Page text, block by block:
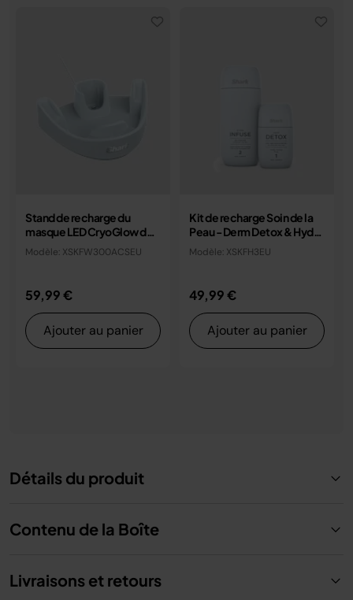
Stand de recharge du
masque LED CryoGlow de
Shark - Bleu Givré
Modèle: XSKFW300ACSEU
59,99 €
Ajouter au panier
Kit de recharge Soin de la
Peau - Derm Detox & Hydro
Infuse pour FacialPro Glow
Modèle: XSKFH3EU
49,99 €
Ajouter au panier
Détails du produit
Contenu de la Boîte
Livraisons et retours